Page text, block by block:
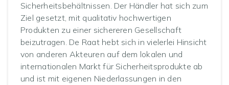
Sicherheitsbehältnissen. Der Händler hat sich zum
Ziel gesetzt, mit qualitativ hochwertigen
Produkten zu einer sichereren Gesellschaft
beizutragen. De Raat hebt sich in vielerlei Hinsicht
von anderen Akteuren auf dem lokalen und
internationalen Markt für Sicherheitsprodukte ab
und ist mit eigenen Niederlassungen in den